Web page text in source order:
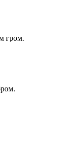
гром.